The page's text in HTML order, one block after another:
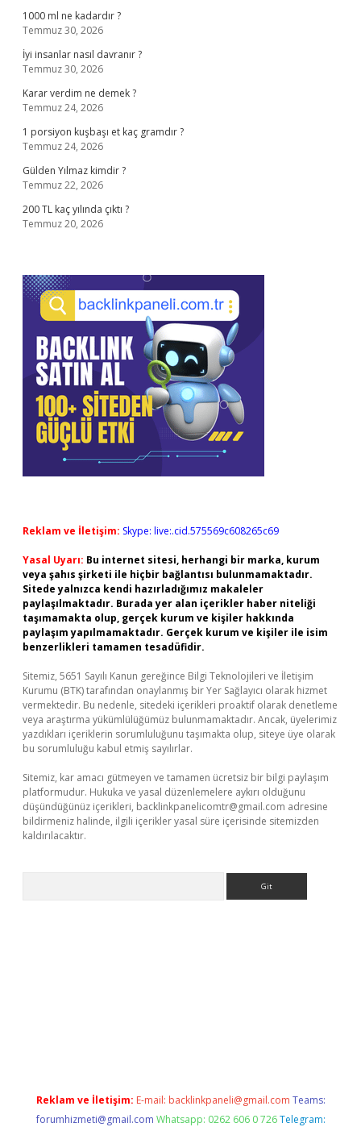
1000 ml ne kadardır ?
Temmuz 30, 2026
İyi insanlar nasıl davranır ?
Temmuz 30, 2026
Karar verdim ne demek ?
Temmuz 24, 2026
1 porsiyon kuşbaşı et kaç gramdır ?
Temmuz 24, 2026
Gülden Yılmaz kimdir ?
Temmuz 22, 2026
200 TL kaç yılında çıktı ?
Temmuz 20, 2026
Reklam ve İletişim: Skype: live:.cid.575569c608265c69
Yasal Uyarı: Bu internet sitesi, herhangi bir marka, kurum
veya şahıs şirketi ile hiçbir bağlantısı bulunmamaktadır.
Sitede yalnızca kendi hazırladığımız makaleler
paylaşılmaktadır. Burada yer alan içerikler haber niteliği
taşımamakta olup, gerçek kurum ve kişiler hakkında
paylaşım yapılmamaktadır. Gerçek kurum ve kişiler ile isim
benzerlikleri tamamen tesadüfidir.
Sitemiz, 5651 Sayılı Kanun gereğince Bilgi Teknolojileri ve İletişim
Kurumu (BTK) tarafından onaylanmış bir Yer Sağlayıcı olarak hizmet
vermektedir. Bu nedenle, sitedeki içerikleri proaktif olarak denetleme
veya araştırma yükümlülüğümüz bulunmamaktadır. Ancak, üyelerimiz
yazdıkları içeriklerin sorumluluğunu taşımakta olup, siteye üye olarak
bu sorumluluğu kabul etmiş sayılırlar.
Sitemiz, kar amacı gütmeyen ve tamamen ücretsiz bir bilgi paylaşım
platformudur. Hukuka ve yasal düzenlemelere aykırı olduğunu
düşündüğünüz içerikleri, backlinkpanelicomtr@gmail.com adresine
bildirmeniz halinde, ilgili içerikler yasal süre içerisinde sitemizden
kaldırılacaktır.
Reklam ve İletişim: E-mail: backlinkpaneli@gmail.com Teams:
forumhizmeti@gmail.com Whatsapp: 0262 606 0 726 Telegram: